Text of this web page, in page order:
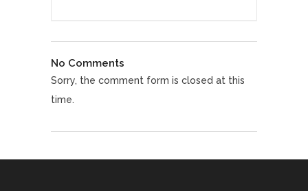
No Comments
Sorry, the comment form is closed at this
time.